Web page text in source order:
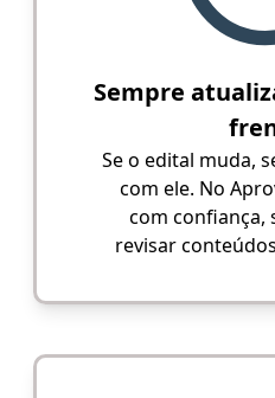
Sempre
Se o edital muda,
com ele. No
com confiança,
revisar